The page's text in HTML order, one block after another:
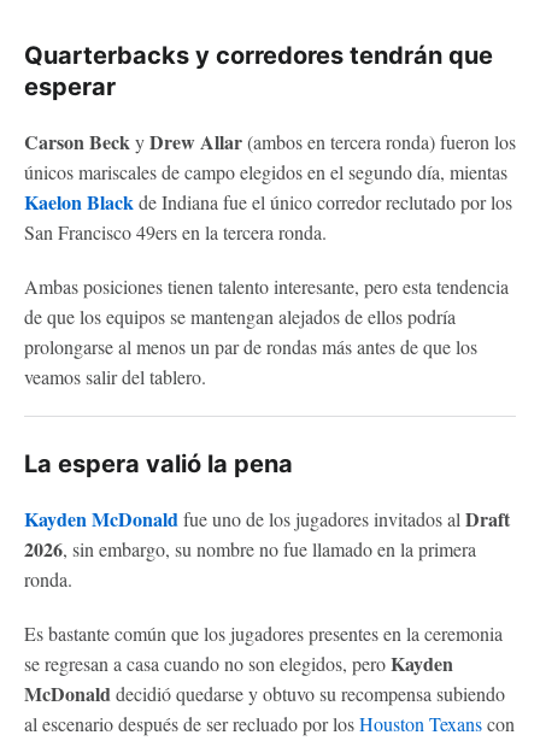
Quarterbacks y corredores tendrán que
esperar
Carson BeckyDrew Allar(ambos en tercera ronda) fueron los
únicos mariscales de campo elegidos en el segundo día, mientas
Kaelon Blackde Indiana fue el único corredor reclutado por los
San Francisco 49ers en la tercera ronda.
Ambas posiciones tienen talento interesante, pero esta tendencia
de que los equipos se mantengan alejados de ellos podría
prolongarse al menos un par de rondas más antes de que los
veamos salir del tablero.
La espera valió la pena
Kayden McDonaldfue uno de los jugadores invitados al Draft
2026, sin embargo, su nombre no fue llamado en la primera
ronda.
Es bastante común que los jugadores presentes en la ceremonia
se regresan a casa cuando no son elegidos, peroKayden
McDonalddecidió quedarse y obtuvo su recompensa subiendo
al escenario después de ser recluado por losHouston Texanscon